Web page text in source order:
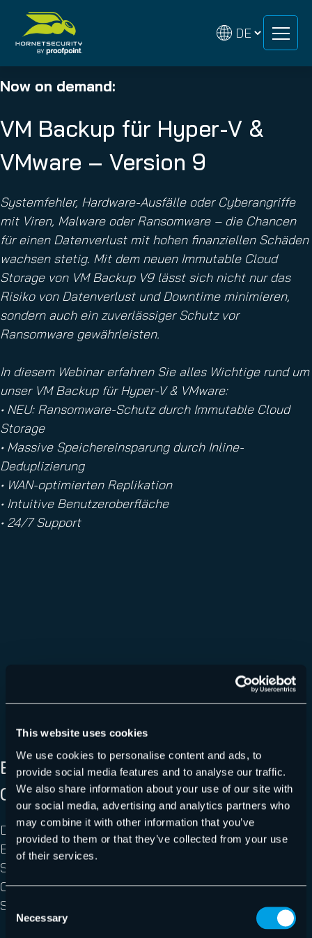
This website uses cookies
We use cookies to personalise content and ads, to
provide social media features and to analyse our traffic.
We also share information about your use of our site with
our social media, advertising and analytics partners who
may combine it with other information that you’ve
provided to them or that they’ve collected from your use
of their services.
Consent
Selection
Necessary
Inhalt
springen
Inhalt
springen
Now on demand:
VM Backup für Hyper-V &
VMware – Version 9
Systemfehler, Hardware-Ausfälle oder Cyberangriffe
mit Viren, Malware oder Ransomware – die Chancen
für einen Datenverlust mit hohen finanziellen Schäden
wachsen stetig. Mit dem neuen Immutable Cloud
Storage von VM Backup V9 lässt sich nicht nur das
Risiko von Datenverlust und Downtime minimieren,
sondern auch ein zuverlässiger Schutz vor
Ransomware gewährleisten.
In diesem Webinar erfahren Sie alles Wichtige rund um
unser VM Backup für Hyper-V & VMware:
• NEU: Ransomware-Schutz durch Immutable Cloud
Storage
• Massive Speichereinsparung durch Inline-
Deduplizierung
• WAN-optimierten Replikation
• Intuitive Benutzeroberfläche
• 24/7 Support
ENTDECKEN SIE DEN
CYBERSECURITY REPORT 2025
Der Cybersecurity Report 2025 analysiert die aktuelle
Bedrohungslage sowie aufkommende Gefahren und
Schwachstellen innerhalb von M365. Seien Sie
Cyberkriminellen einen Schritt voraus und lesen Sie, wie
Sie ihr Unternehmen optimal schützen können.